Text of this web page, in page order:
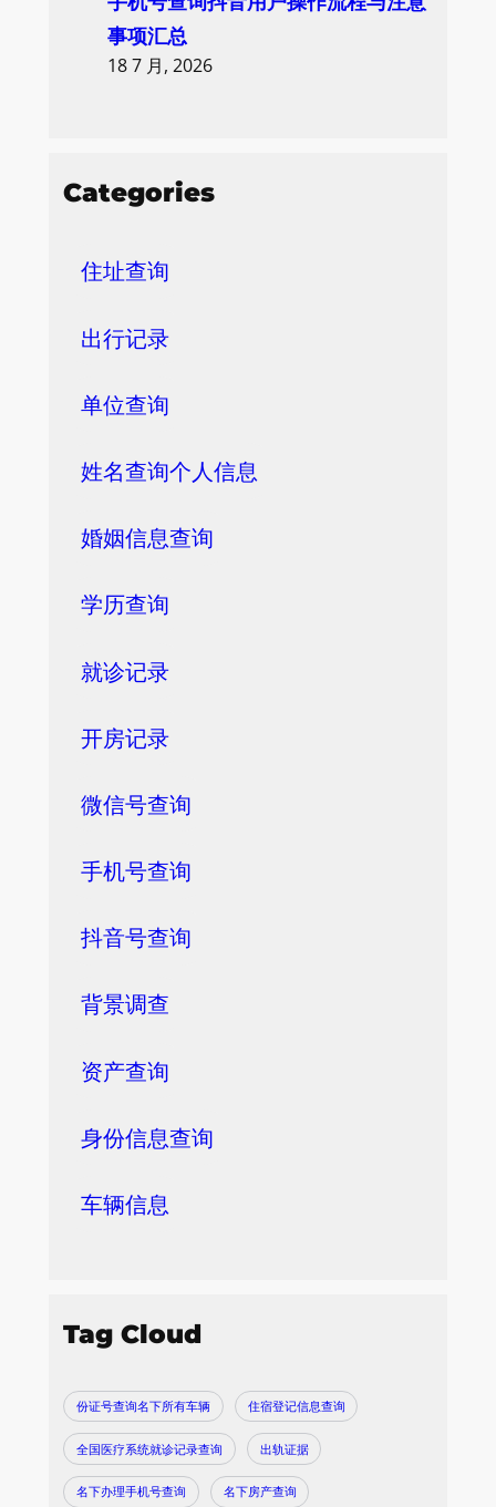
事项汇总
18 7 月, 2026
Categories
住址查询
出行记录
单位查询
姓名查询个人信息
婚姻信息查询
学历查询
就诊记录
开房记录
微信号查询
手机号查询
抖音号查询
背景调查
资产查询
身份信息查询
车辆信息
Tag Cloud
份证号查询名下所有车辆 住宿登记信息查询
全国医疗系统就诊记录查询 出轨证据
名下办理手机号查询 名下房产查询